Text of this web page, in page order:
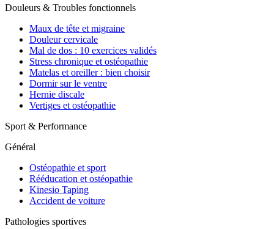
Douleurs & Troubles fonctionnels
Maux de tête et migraine
Douleur cervicale
Mal de dos : 10 exercices validés
Stress chronique et ostéopathie
Matelas et oreiller : bien choisir
Dormir sur le ventre
Hernie discale
Vertiges et ostéopathie
Sport & Performance
Général
Ostéopathie et sport
Rééducation et ostéopathie
Kinesio Taping
Accident de voiture
Pathologies sportives